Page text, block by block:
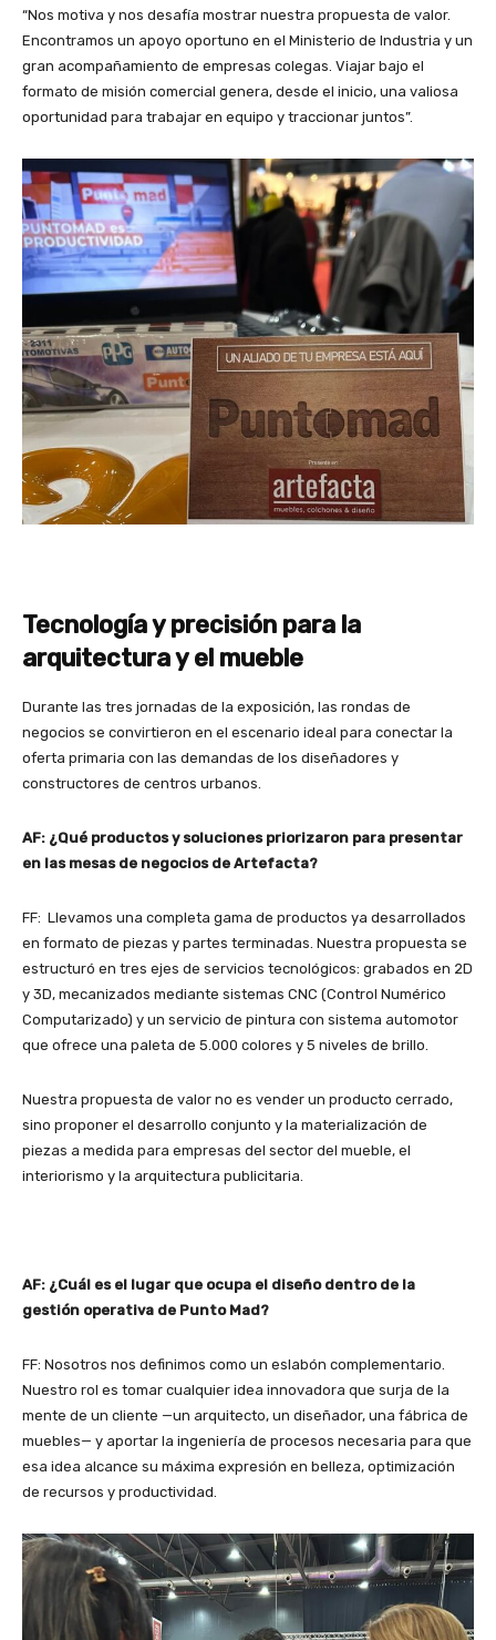
“Nos motiva y nos desafía mostrar nuestra propuesta de valor.
Encontramos un apoyo oportuno en el Ministerio de Industria y un
gran acompañamiento de empresas colegas. Viajar bajo el
formato de misión comercial genera, desde el inicio, una valiosa
oportunidad para trabajar en equipo y traccionar juntos”.
Tecnología y precisión para la
arquitectura y el mueble
Durante las tres jornadas de la exposición, las rondas de
negocios se convirtieron en el escenario ideal para conectar la
oferta primaria con las demandas de los diseñadores y
constructores de centros urbanos.
AF: ¿Qué productos y soluciones priorizaron para presentar
en las mesas de negocios de Artefacta?
FF: Llevamos una completa gama de productos ya desarrollados
en formato de piezas y partes terminadas. Nuestra propuesta se
estructuró en tres ejes de servicios tecnológicos: grabados en 2D
y 3D, mecanizados mediante sistemas CNC (Control Numérico
Computarizado) y un servicio de pintura con sistema automotor
que ofrece una paleta de 5.000 colores y 5 niveles de brillo.
Nuestra propuesta de valor no es vender un producto cerrado,
sino proponer el desarrollo conjunto y la materialización de
piezas a medida para empresas del sector del mueble, el
interiorismo y la arquitectura publicitaria.
AF: ¿Cuál es el lugar que ocupa el diseño dentro de la
gestión operativa de Punto Mad?
FF: Nosotros nos definimos como un eslabón complementario.
Nuestro rol es tomar cualquier idea innovadora que surja de la
mente de un cliente —un arquitecto, un diseñador, una fábrica de
muebles— y aportar la ingeniería de procesos necesaria para que
esa idea alcance su máxima expresión en belleza, optimización
de recursos y productividad.